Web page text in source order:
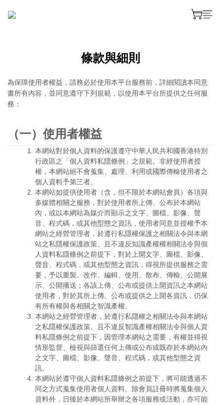
條款與細則
為保障使用者權益，請務必於使用本平台服務前，詳細閱讀本同意
書所有內容，並同意遵守下列規範，以使用本平台所提供之任何服
務：
（一）使用者權益
本網站對於個人資料的保護遵守中華人民共和國香港特別
行政區之「個人資料私隱條例」之規範。非經使用者授
權，本網站絕不會蒐集、處理、利用或國際傳輸使用者之
個人資料予第三者。
本網站如提供使用者（含，但不限於本網站會員）各項與
多媒體相關之服務，對於使用者所上傳、公布於本網站
內，或以本網站為媒介而顯示之文字、圖檔、影像、聲
音、程式碼，或其他型態之資訊，使用者同意並授權予本
網站之經營管理者，於遵行私隱權保護之相關法令與本網
站之私隱權保護政策、且不違反知識產權權相關法令與個
人資料私隱條例之前提下，對於上開文字、圖檔、影像、
聲音、程式碼，或其他型態之資訊，得視所提供服務之需
要，予以重製、改作、編輯、使用、散布、傳輸、公開展
示、公開播送；各該上傳、公布或提供上開資訊之本網站
使用者，對於其所上傳、公布或提供之上開各資訊，仍保
有所有權與各相關之智識產權。
本網站之經營管理者，於遵行私隱權之相關法令與本網站
之私隱權保護政策、且不違反智識產權相關法令與個人資
料私隱條例之前提下，因管理本網站之需要，有權並得視
情形監督、檢視與篩選任何上傳或公布或既存於本網站內
之文字、圖檔、影像、聲音、程式碼，或其他型態之資
訊。
本網站於遵守個人資料私隱條例之前提下，將可能透過不
同之方式蒐集使用者個人資料。除會員註冊時將蒐集個人
資料外，日後於本網站所舉辦之各項服務或活動，亦可能